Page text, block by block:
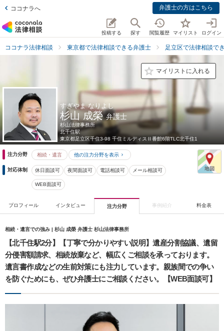
ココナラへ 弁護士の方はこちら
投稿する 探す 閲覧履歴 マイリスト ログイン
ココナラ法律相談 東京都で法律相談できる弁護士 足立区で法律相談で
マイリストに入れる
すぎやま なりよし
杉山 成榮弁護士
杉山法律事務所
北千住駅
東京都足立区千住3-98 千住ミルディスⅡ番館6階TLC北千住1
注力分野 相続・遺言 他の注力分野を表示
対応体制 休日面談可 夜間面談可 電話相談可 メール相談可
WEB面談可
プロフィール インタビュー 注力分野 事例紹介 料金表
相続・遺言での強み | 杉山 成榮 弁護士 杉山法律事務所
【北千住駅2分】【丁寧で分かりやすい説明】遺産分割協議、遺留
分侵害額請求、相続放棄など、幅広くご相談を承っております。
遺言書作成などの生前対策にも注力しています。親族間での争い
を防ぐためにも、ぜひ弁護士にご相談ください。【WEB面談可】